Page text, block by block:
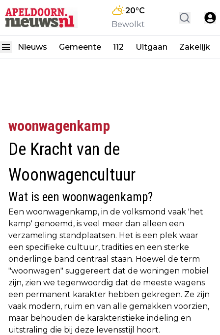
20°C
Bewolkt
Nieuws Gemeente 112 Uitgaan Zakelijk
woonwagenkamp
De Kracht van de
Woonwagencultuur
Wat is een woonwagenkamp?
Een woonwagenkamp, in de volksmond vaak 'het
kamp' genoemd, is veel meer dan alleen een
verzameling standplaatsen. Het is een plek waar
een specifieke cultuur, tradities en een sterke
onderlinge band centraal staan. Hoewel de term
"woonwagen" suggereert dat de woningen mobiel
zijn, zien we tegenwoordig dat de meeste wagens
een permanent karakter hebben gekregen. Ze zijn
vaak modern, ruim en van alle gemakken voorzien,
maar behouden de karakteristieke indeling en
uitstraling die bij deze levensstijl hoort.